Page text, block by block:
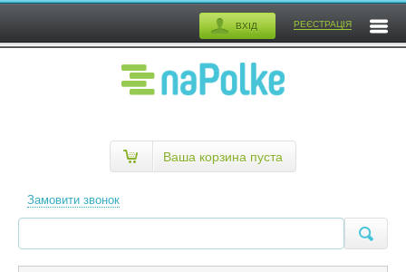
ВХІД РЕЄСТРАЦІЯ
Замовити звонок
Ваша корзина пуста